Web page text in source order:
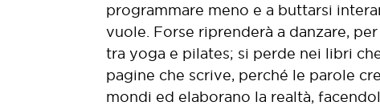
programmare meno e a buttarsi
vuole. Forse riprenderà a danzare,
tra yoga e pilates; si perde nei libri
pagine che scrive, perché le parole
mondi ed elaborano la realtà,